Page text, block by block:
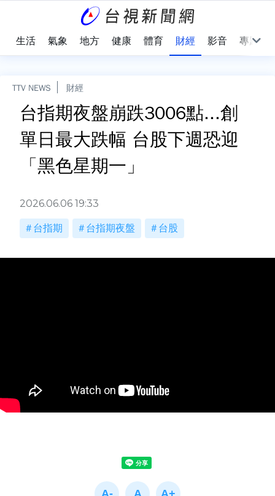
生活 氣象 地方 健康 體育 財經 影音 專題
TTV NEWS 財經
台指期夜盤崩跌3006點...創
單日最大跌幅 台股下週恐迎
「黑色星期一」
2026.06.06 19:33
台指期 台指期夜盤 台股